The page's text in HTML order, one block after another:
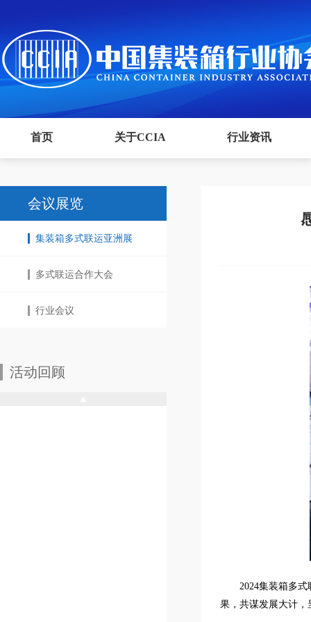
首页 关于CCIA 行业资讯
会议展览
集装箱多式联运亚洲展
多式联运合作大会
行业会议
活动回顾
2024集装箱多
果，共谋发展大计